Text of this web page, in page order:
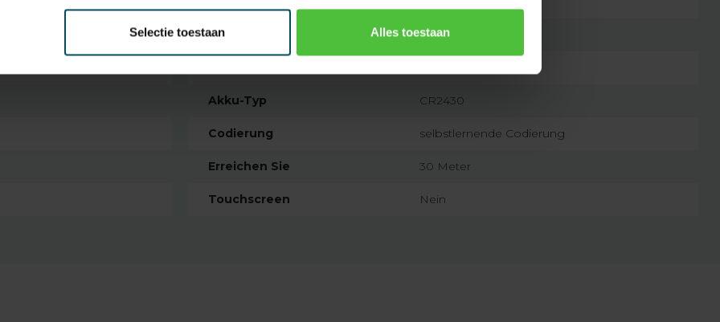
Selectie toestaan Alles toestaan
Gewicht 45 g
Akku-Typ CR2430
Codierung selbstlernende Codierung
Erreichen Sie 30 Meter
Touchscreen Nein